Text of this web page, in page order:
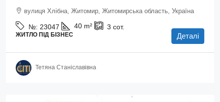
вулиця Хлібна, Житомир, Житомирська область, Україна
№: 23047 40 m² 3 сот.
ЖИТЛО ПІД БІЗНЕС Деталі
Тетяна Станіславівна